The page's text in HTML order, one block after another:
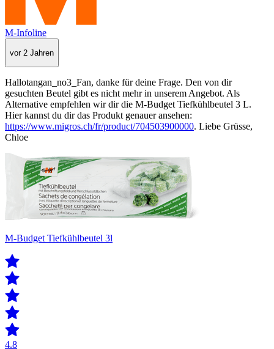
M-Infoline
vor 2 Jahren
Hallotangan_no3_Fan, danke für deine Frage. Den von dir
gesuchten Beutel gibt es nicht mehr in unserem Angebot. Als
Alternative empfehlen wir dir die M-Budget Tiefkühlbeutel 3 L.
Hier kannst du dir das Produkt genauer ansehen:
https://www.migros.ch/fr/product/704503900000. Liebe Grüsse,
Chloe
M-Budget Tiefkühlbeutel 3l
4.8